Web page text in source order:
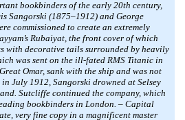
bookbinders of the early 20th century,
Sangorski (1875–1912) and George
commissioned to create an extremely
Rubaiyat, the front cover of which
with decorative tails surrounded by heavily
was sent on the ill-fated RMS Titanic in
Omar, sank with the ship and was not
July 1912, Sangorski drowned at Selsey
Sutcliffe continued the company, which
bookbinders in London. – Capital
very fine copy in a magnificent master